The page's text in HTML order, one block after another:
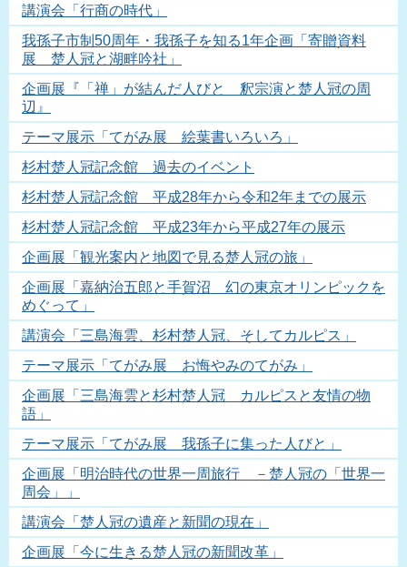
講演会「行商の時代」
我孫子市制50周年・我孫子を知る1年企画「寄贈資料
展 楚人冠と湖畔吟社」
企画展『「禅」が結んだ人びと 釈宗演と楚人冠の周
辺』
テーマ展示「てがみ展 絵葉書いろいろ」
杉村楚人冠記念館 過去のイベント
杉村楚人冠記念館 平成28年から令和2年までの展示
杉村楚人冠記念館 平成23年から平成27年の展示
企画展「観光案内と地図で見る楚人冠の旅」
企画展「嘉納治五郎と手賀沼 幻の東京オリンピックを
めぐって」
講演会「三島海雲、杉村楚人冠、そしてカルピス」
テーマ展示「てがみ展 お悔やみのてがみ」
企画展「三島海雲と杉村楚人冠 カルピスと友情の物
語」
テーマ展示「てがみ展 我孫子に集った人びと」
企画展「明治時代の世界一周旅行 －楚人冠の「世界一
周会」」
講演会「楚人冠の遺産と新聞の現在」
企画展「今に生きる楚人冠の新聞改革」